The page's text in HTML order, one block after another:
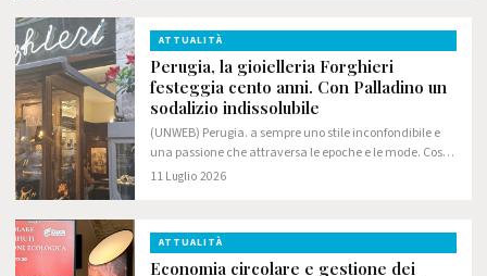
ATTUALITÀ
Perugia, la gioielleria Forghieri
festeggia cento anni. Con Palladino un
sodalizio indissolubile
(UNWEB) Perugia. a sempre uno stile inconfondibile e
una passione che attraversa le epoche e le mode. Così
la gioielleria Forghieri, uno degli indiscussi punti di
11 Luglio 2026
ATTUALITÀ
Economia circolare e gestione dei